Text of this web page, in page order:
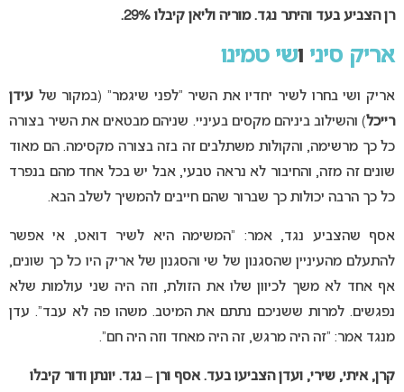
רן הצביע בעד והיתר נגד. מוריה וליאן קיבלו 29%.
אריק סיניושי טמינו
אריק ושי בחרו לשיר יחדיו את השיר “לפני שיגמר” (במקור של עידן
רייכל) והשילוב ביניהם מקסים בעיניי. שניהם מבטאים את השיר בצורה
כל כך מרשימה, והקולות משתלבים זה בזה בצורה מקסימה. הם מאוד
שונים זה מזה, והחיבור לא נראה טבעי, אבל יש בכל אחד מהם בנפרד
כל כך הרבה יכולות כך שברור שהם חייבים להמשיך לשלב הבא.
אסף שהצביע נגד, אמר: “המשימה היא לשיר דואט, אי אפשר
להתעלם מהעיניין שהסגנון של שי והסגנון של אריק היו כל כך שונים,
אף אחד לא משך לכיוון שלו את הזולת, וזה היה שני עולמות שלא
נפגשים. למרות ששניכם נתתם את המיטב. משהו פה לא עבד”. עדן
מנגד אמר: “זה היה מרגש, זה היה מאחד וזה היה חם”.
קרן, איתי, שירי, ועדן הצביעו בעד. אסף ורן – נגד. יונתן ודור קיבלו